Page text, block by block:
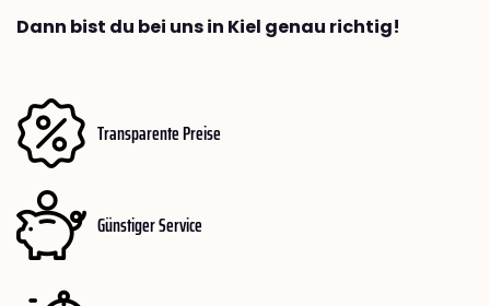
Dann bist du bei uns in Kiel genau richtig!
Transparente Preise
Günstiger Service